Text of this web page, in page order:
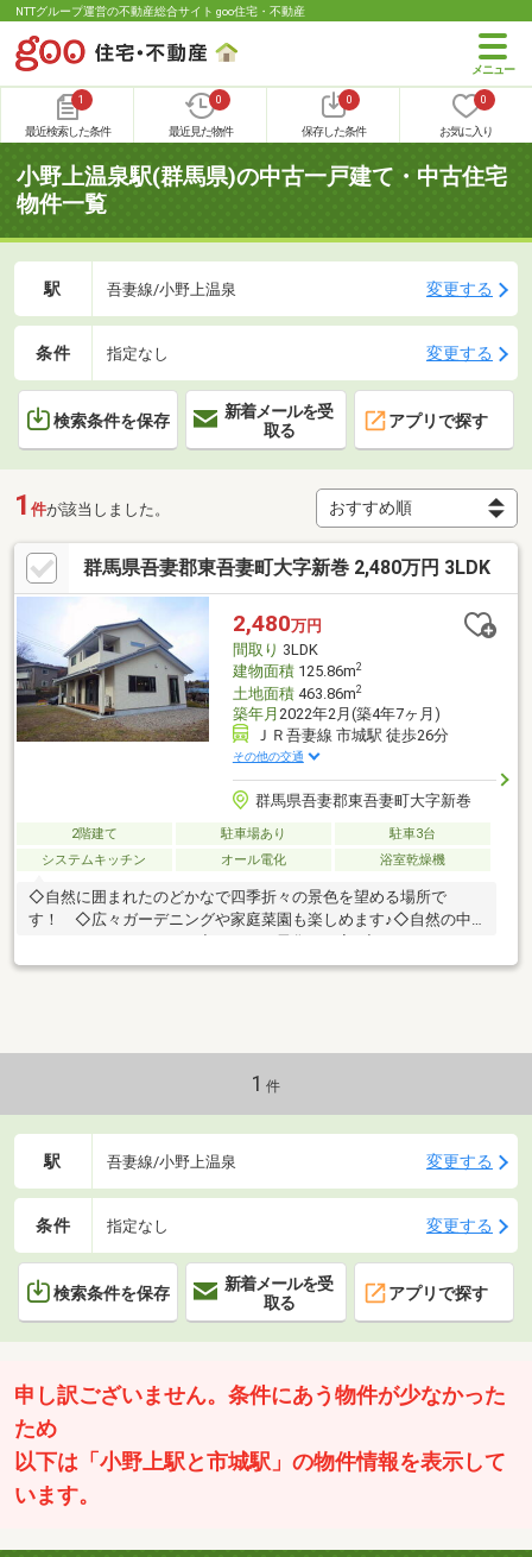
NTTグループ運営の不動産総合サイト goo住宅・不動産
1
最近検索した条件
0
最近見た物件
0
保存した条件
0
お気に入り
小野上温泉駅(群馬県)の中古一戸建て・中古住宅
物件一覧
駅 吾妻線/小野上温泉 変更する
条件 指定なし 変更する
検索条件を保存
新着メールを受
取る
アプリで探す
1 件が該当しました。
群馬県吾妻郡東吾妻町大字新巻 2,480万円 3LDK
2,480万円
間取り 3LDK
建物面積125.86m2
土地面積463.86m2
築年月 2022年2月(築4年7ヶ月)
ＪＲ吾妻線 市城駅 徒歩26分
その他の交通
群馬県吾妻郡東吾妻町大字新巻
2階建て 駐車場あり
駐車3台
システムキッチン
オール電化 浴室乾燥機
◇自然に囲まれたのどかなで四季折々の景色を望める場所で
す！ ◇広々ガーデニングや家庭菜園も楽しめます♪◇自然の中
グヒーターでお手入れも楽々です！ ◇お気軽にお問い合わせく
1 件
駅 吾妻線/小野上温泉 変更する
条件 指定なし 変更する
検索条件を保存
新着メールを受
取る
アプリで探す
申し訳ございません。条件にあう物件が少なかった
ため
以下は「小野上駅と市城駅」の物件情報を表示して
います。